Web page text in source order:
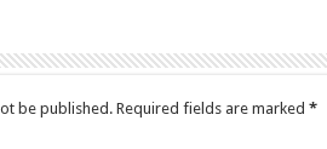
be published. Required fields are marked *